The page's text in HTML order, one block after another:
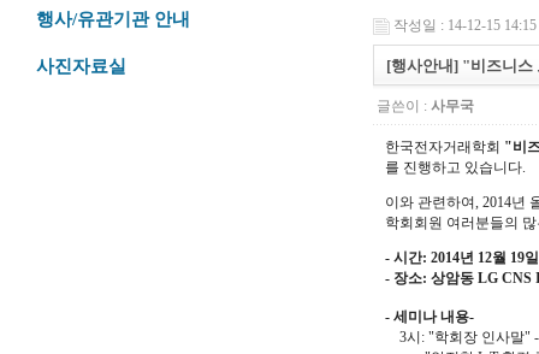
행사/유관기관 안내
사진자료실
작성일 : 14-12-15 14:15
[행사안내] "비즈니스
글쓴이 : 사무국
한국전자거래학회 "비
를 진행하고 있습니다.
이와 관련하여, 2014년
학회회원 여러분들의
- 시간: 2014년 12월 19
- 장소: 상암동 LG CNS
- 세미나 내용-
3시: "학회장 인사말"